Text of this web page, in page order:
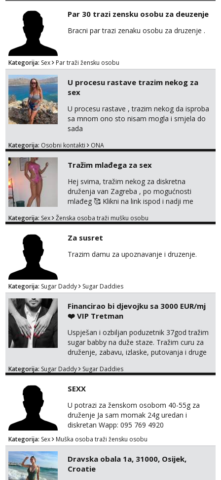
Par 30 trazi zensku osobu za deuzenje
Bracni par trazi zenaku osobu za druzenje .
Kategorija: Sex Par traži žensku osobu
U procesu rastave trazim nekog za
sex
U procesu rastave , trazim nekog da isproba
sa mnom ono sto nisam mogla i smjela do
sada
Kategorija: Osobni kontakti ONA
Tražim mlađega za sex
Hej svima, tražim nekog za diskretna
druženja van Zagreba , po mogućnosti
mlađeg 🥰 Klikni na link ispod i nadji me
Kategorija: Sex Ženska osoba traži mušku osobu
Za susret
Trazim damu za upoznavanje i druzenje.
Kategorija: Sugar Daddy Sugar Daddies
Financirao bi djevojku sa 3000 EUR/mj
❤️ VIP Tretman
Uspješan i ozbiljan poduzetnik 37god tražim
sugar babby na duže staze. Tražim curu za
druženje, zabavu, izlaske, putovanja i druge
otvorena, komunikativna, zgodna i atraktivna
markodalic37@gmail.com
Kategorija: Sugar Daddy Sugar Daddies
SEXX
U potrazi za ženskom osobom 40-55g za
druženje Ja sam momak 24g uredan i
diskretan Wapp: 095 769 4920
Kategorija: Sex Muška osoba traži žensku osobu
Dravska obala 1a, 31000, Osijek,
Croatie